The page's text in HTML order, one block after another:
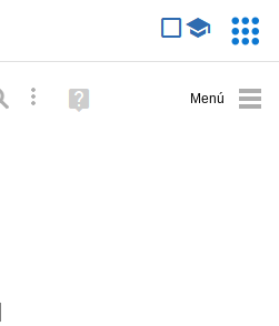
Búsqueda avanzada
Ayuda
(en